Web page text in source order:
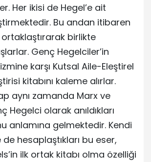
Her ikisi de Hegel’e ait
Bu andan itibaren
ortaklaştırarak birlikte
Genç Hegelciler’in
karşı Kutsal Aile-Eleştirel
kitabını kaleme alırlar.
aynı zamanda Marx ve
Hegelci olarak anıldıkları
anlamına gelmektedir. Kendi
hesaplaştıkları bu eser,
ilk ortak kitabı olma özelliği